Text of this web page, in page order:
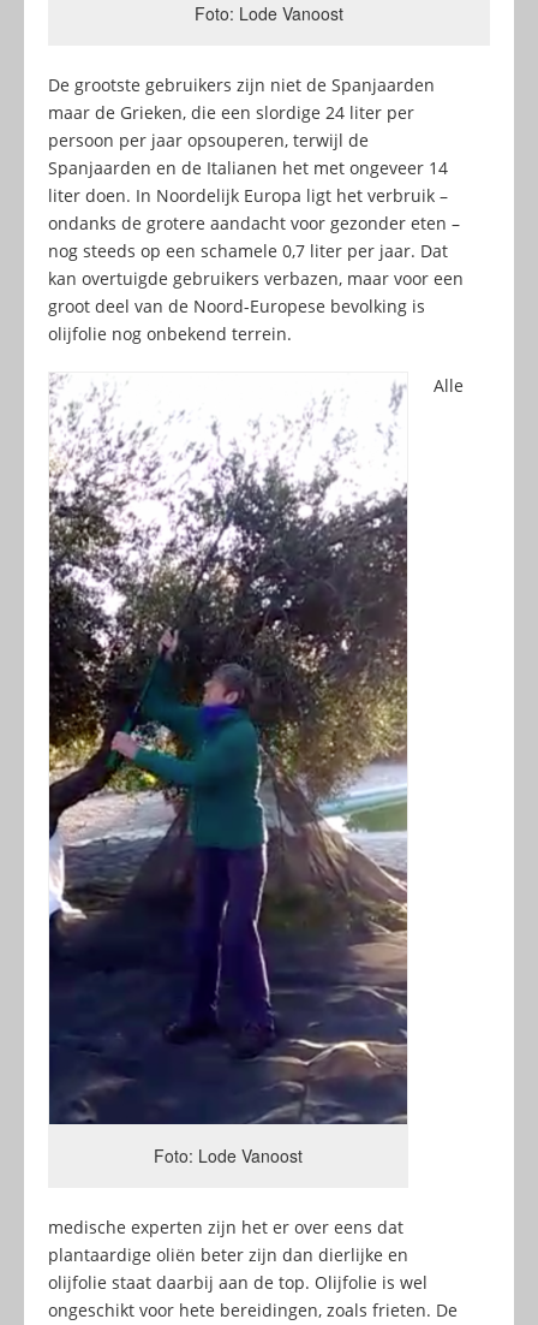
Foto: Lode Vanoost
De grootste gebruikers zijn niet de Spanjaarden
maar de Grieken, die een slordige 24 liter per
persoon per jaar opsouperen, terwijl de
Spanjaarden en de Italianen het met ongeveer 14
liter doen. In Noordelijk Europa ligt het verbruik –
ondanks de grotere aandacht voor gezonder eten –
nog steeds op een schamele 0,7 liter per jaar. Dat
kan overtuigde gebruikers verbazen, maar voor een
groot deel van de Noord-Europese bevolking is
olijfolie nog onbekend terrein.
Foto: Lode Vanoost
Alle
medische experten zijn het er over eens dat
plantaardige oliën beter zijn dan dierlijke en
olijfolie staat daarbij aan de top. Olijfolie is wel
ongeschikt voor hete bereidingen, zoals frieten. De